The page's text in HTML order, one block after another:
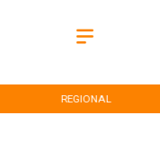
REGIONAL